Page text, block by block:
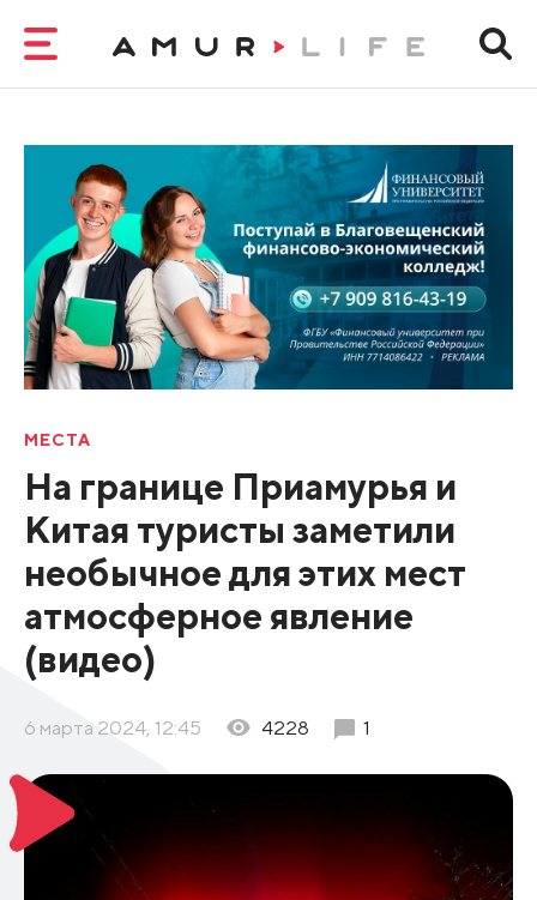
МЕСТА
На границе Приамурья и
Китая туристы заметили
необычное для этих мест
атмосферное явление
(видео)
6 марта 2024, 12:45 4228 1